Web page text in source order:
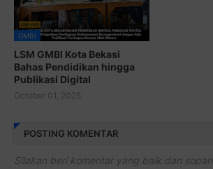
GMBI
LSM GMBI Kota Bekasi
Bahas Pendidikan hingga
Publikasi Digital
October 01, 2025
POSTING KOMENTAR
Silakan beri komentar yang baik dan sopan